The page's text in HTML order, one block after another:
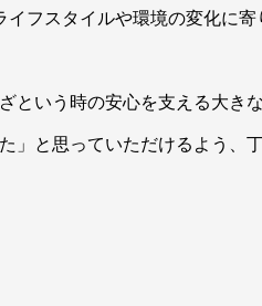
フスタイルや環境の変化に
いう時の安心を支える大きな
」と思っていただけるよう、